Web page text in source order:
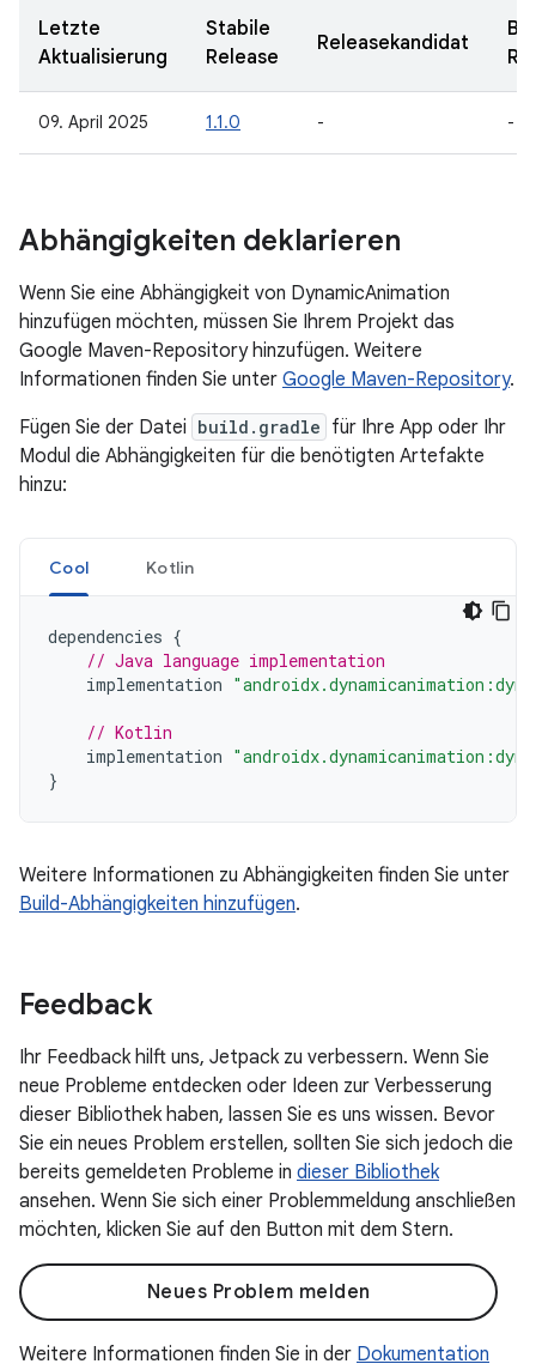
Letzte
Aktualisierung
Stabile
Release
Releasekandidat
09. April 2025 1.1.0 - -
Abhängigkeiten deklarieren
Wenn Sie eine Abhängigkeit von DynamicAnimation
hinzufügen möchten, müssen Sie Ihrem Projekt das
Google Maven-Repository hinzufügen. Weitere
Informationen finden Sie unter Google Maven-Repository.
Fügen Sie der Datei build.gradle für Ihre App oder Ihr
Modul die Abhängigkeiten für die benötigten Artefakte
hinzu:
Cool Kotlin
dependencies {
// Java language implementation
implementation
// Kotlin
implementation
}
Weitere Informationen zu Abhängigkeiten finden Sie unter
Build-Abhängigkeiten hinzufügen.
Feedback
Ihr Feedback hilft uns, Jetpack zu verbessern. Wenn Sie
neue Probleme entdecken oder Ideen zur Verbesserung
dieser Bibliothek haben, lassen Sie es uns wissen. Bevor
Sie ein neues Problem erstellen, sollten Sie sich jedoch die
bereits gemeldeten Probleme in dieser Bibliothek
ansehen. Wenn Sie sich einer Problemmeldung anschließen
möchten, klicken Sie auf den Button mit dem Stern.
Neues Problem melden
Weitere Informationen finden Sie in der Dokumentation